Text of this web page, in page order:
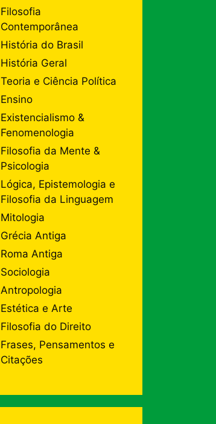
Filosofia
Contemporânea
História do Brasil
História Geral
Teoria e Ciência Política
Ensino
Existencialismo &
Fenomenologia
Filosofia da Mente &
Psicologia
Lógica, Epistemologia e
Filosofia da Linguagem
Mitologia
Grécia Antiga
Roma Antiga
Sociologia
Antropologia
Estética e Arte
Filosofia do Direito
Frases, Pensamentos e
Citações